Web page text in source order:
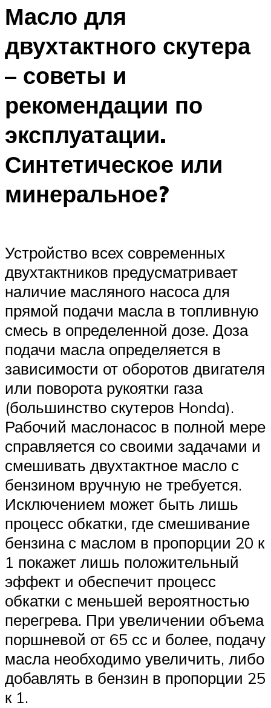
Масло для
двухтактного скутера
– советы и
рекомендации по
эксплуатации.
Синтетическое или
минеральное?
Устройство всех современных
двухтактников предусматривает
наличие масляного насоса для
прямой подачи масла в топливную
смесь в определенной дозе. Доза
подачи масла определяется в
зависимости от оборотов двигателя
или поворота рукоятки газа
(большинство скутеров Honda).
Рабочий маслонасос в полной мере
справляется со своими задачами и
смешивать двухтактное масло с
бензином вручную не требуется.
Исключением может быть лишь
процесс обкатки, где смешивание
бензина с маслом в пропорции 20 к
1 покажет лишь положительный
эффект и обеспечит процесс
обкатки с меньшей вероятностью
перегрева. При увеличении объема
поршневой от 65 сс и более, подачу
масла необходимо увеличить, либо
добавлять в бензин в пропорции 25
к 1.